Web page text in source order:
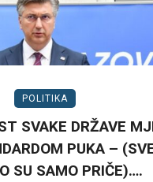
POLITIKA
SVAKE DRŽAVE
PUKA –
SU SAMO PRIČE)….